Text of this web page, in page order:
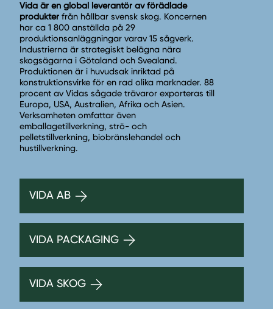
Vida är en global leverantör av förädlade
produkter från hållbar svensk skog. Koncernen
har ca 1 800 anställda på 29
produktionsanläggningar varav 15 sågverk.
Industrierna är strategiskt belägna nära
skogsägarna i Götaland och Svealand.
Produktionen är i huvudsak inriktad på
konstruktionsvirke för en rad olika marknader. 88
procent av Vidas sågade trävaror exporteras till
Europa, USA, Australien, Afrika och Asien.
Verksamheten omfattar även
emballagetillverkning, strö- och
pelletstillverkning, biobränslehandel och
hustillverkning.
VIDA AB
VIDA PACKAGING
VIDA SKOG